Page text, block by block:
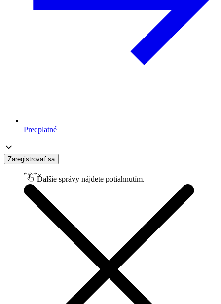
Predplatné
Zaregistrovať sa
Ďalšie správy nájdete potiahnutím.